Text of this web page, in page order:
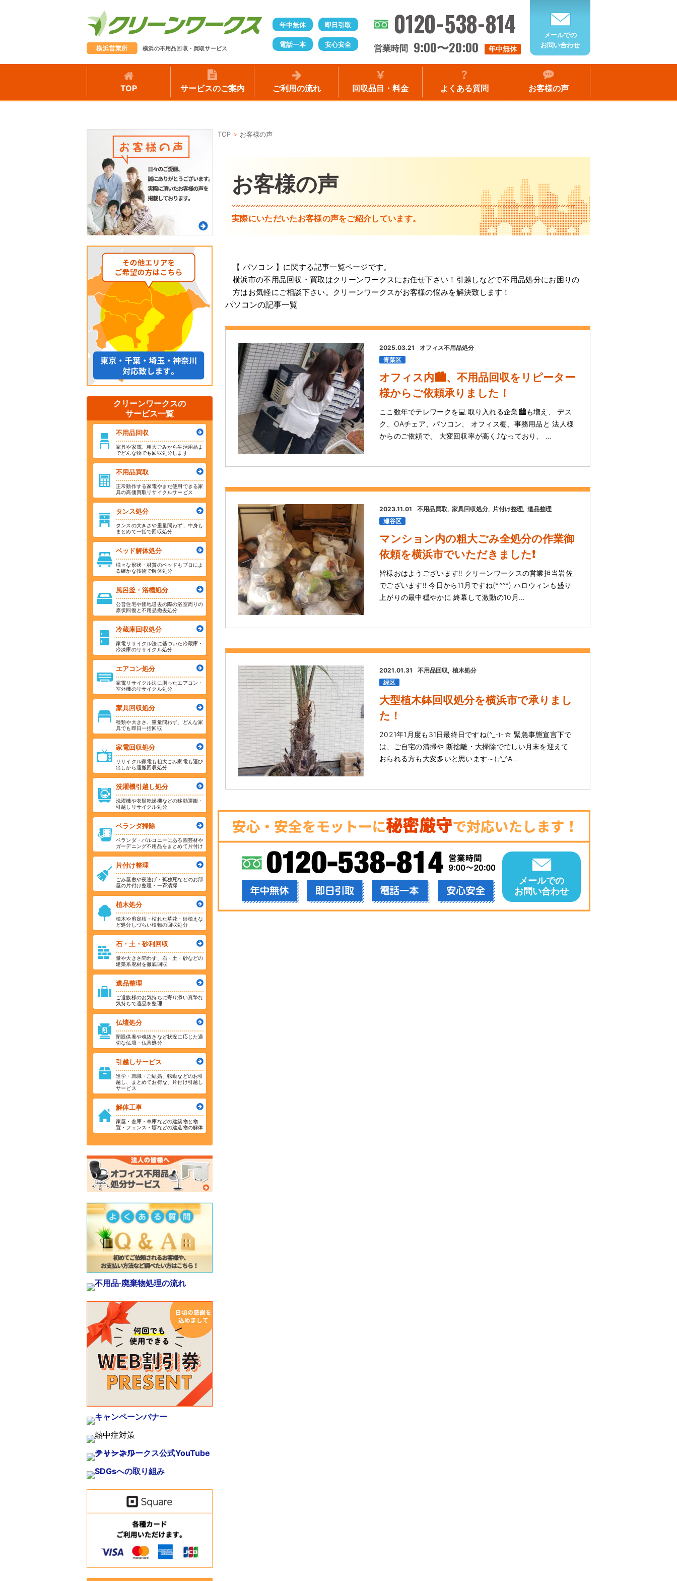
横浜営業所 横浜の不用品回収・買取サービス
年中無休 即日引取
電話一本 安心安全
0120-538-814
営業時間 9:00〜20:00 年中無休
メールでの
お問い合わせ
TOP サービスのご案内 ご利用の流れ 回収品目・料金 よくある質問 お客様の声
TOP お客様の声
お客様の声
実際にいただいたお客様の声をご紹介しています。
【 パソコン 】に関する記事一覧ページです。
横浜市の不用品回収・買取はクリーンワークスにお任せ下さい！引越しなどで不用品処分にお困りの
方はお気軽にご相談下さい。クリーンワークスがお客様の悩みを解決致します！
パソコンの記事一覧
2025.03.21
オフィス不用品処分
青葉区
オフィス内🏙️、不用品回収をリピーター
様からご依頼承りました！
ここ数年でテレワークを💻 取り入れる企業🏙️も増え、 デス
ク、OAチェア、パソコン、 オフィス棚、事務用品と 法人様
からのご依頼で、 大変回収率が高く⤴️なっており、 …
2023.11.01 不用品買取 家具回収処分 片付け整理 遺品整理
瀬谷区
マンション内の粗大ごみ全処分の作業御
依頼を横浜市でいただきました❗
皆様おはようございます‼️ クリーンワークスの営業担当岩佐
でございます‼️ 今日から11月ですね(*^^*) ハロウィンも盛り
上がりの最中穏やかに 終幕して激動の10月…
2021.01.31 不用品回収 植木処分
緑区
大型植木鉢回収処分を横浜市で承りまし
た！
2021年1月度も31日最終日ですね(^_-)-☆ 緊急事態宣言下で
は、ご自宅の清掃や 断捨離・大掃除で忙しい月末を迎えて
おられる方も大変多いと思います～(;^_^A…
メールでの
お問い合わせ
クリーンワークスの
サービス一覧
不用品回収
家具や家電、粗大ごみから生活用品ま
でどんな物でも回収処分します
不用品買取
正常動作する家電やまだ使用できる家
具の高価買取リサイクルサービス
タンス処分
タンスの大きさや重量問わず、中身も
まとめて一括で回収処分
ベッド解体処分
様々な形状・材質のベッドもプロによ
る確かな技術で解体処分
風呂釜・浴槽処分
公営住宅や団地退去の際の浴室周りの
原状回復と不用品撤去処分
冷蔵庫回収処分
家電リサイクル法に基づいた冷蔵庫・
冷凍庫のリサイクル処分
エアコン処分
家電リサイクル法に則ったエアコン・
室外機のリサイクル処分
家具回収処分
種類や大きさ、重量問わず、どんな家
具でも即日一括回収
家電回収処分
リサイクル家電も粗大ごみ家電も運び
出しから運搬回収処分
洗濯機引越し処分
洗濯機や衣類乾燥機などの移動運搬・
引越しリサイクル処分
ベランダ掃除
ベランダ・バルコニーにある園芸材や
ガーデニング不用品をまとめて片付け
片付け整理
ごみ屋敷や夜逃げ・孤独死などのお部
屋の片付け整理・一斉清掃
植木処分
植木や剪定枝・枯れた草花・鉢植えな
ど処分しづらい植物の回収処分
石・土・砂利回収
量や大きさ問わず、石・土・砂などの
建築系廃材を徹底回収
遺品整理
ご遺族様のお気持ちに寄り添い真摯な
気持ちで遺品を整理
仏壇処分
閉眼供養や魂抜きなど状況に応じた適
切な仏壇・仏具処分
引越しサービス
進学・就職・ご結婚、転勤などのお引
越し、まとめてお得な、片付け引越し
サービス
解体工事
家屋・倉庫・車庫などの建築物と物
置・フェンス・塀などの建造物の解体